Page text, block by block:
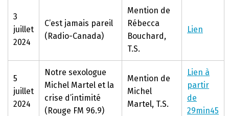
3
juillet
2024
C’est jamais pareil
(Radio-Canada)
Mention de
Rébecca
Bouchard,
T.S.
Lien
5
juillet
2024
Notre sexologue
Michel Martel et la
crise d’intimité
(Rouge FM 96.9)
Mention de
Michel
Martel, T.S.
Lien à
partir
de
29min45